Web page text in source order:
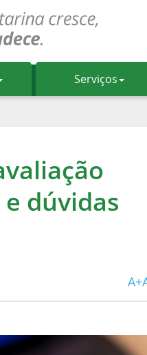
Serviços
dúvidas
A+